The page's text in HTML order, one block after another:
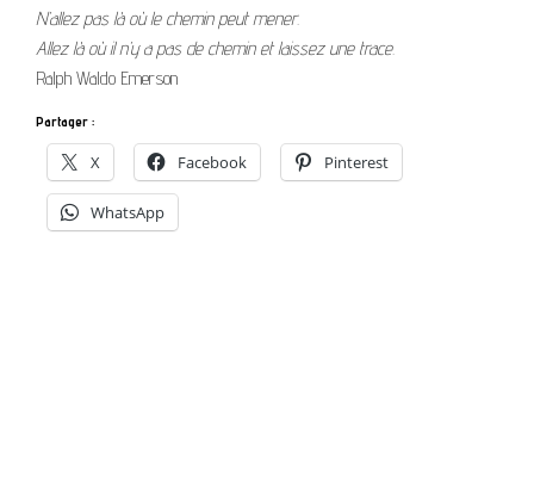
N’allez pas là où le chemin peut mener.
Allez là où il n’y a pas de chemin et laissez une trace.
Ralph Waldo Emerson
Partager :
X Facebook Pinterest
WhatsApp